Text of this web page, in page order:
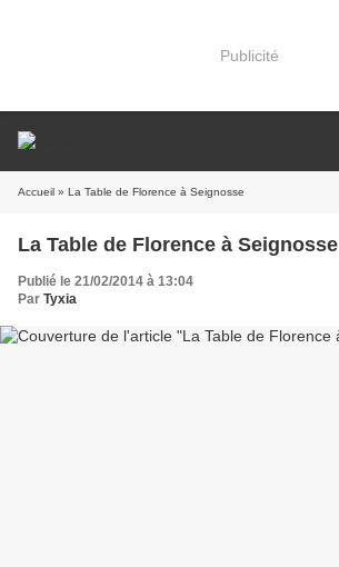
Publicité
Accueil » La Table de Florence à Seignosse
La Table de Florence à Seignosse
Publié le 21/02/2014 à 13:04
Par Tyxia